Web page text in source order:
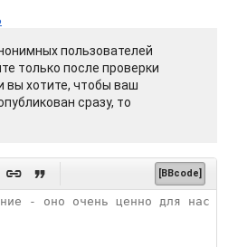
пользователей
только после проверки
вы хотите, чтобы ваш
сразу, то
  [BBcode]